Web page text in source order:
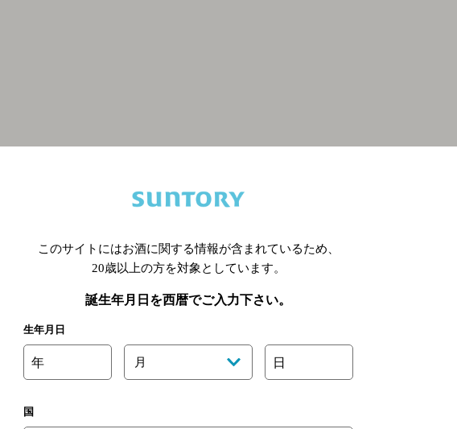
関連ページ
群馬県のバー検索
このサイトにはお酒に関する情報が含まれているため、
20歳以上の方を対象としています。
誕生年月日を西暦でご入力下さい。
生年月日
年 月 日
国